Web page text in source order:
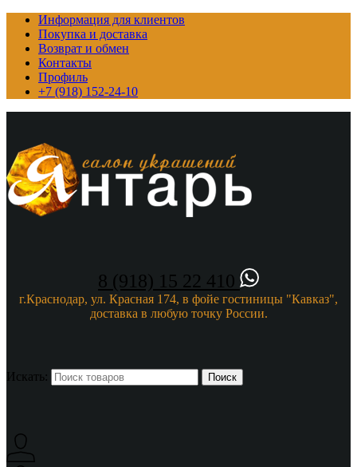
Информация для клиентов
Покупка и доставка
Возврат и обмен
Контакты
Профиль
+7 (918) 152-24-10
8 (918) 15 22 410
г.Краснодар, ул. Красная 174, в фойе гостиницы "Кавказ",
доставка в любую точку России.
Искать: